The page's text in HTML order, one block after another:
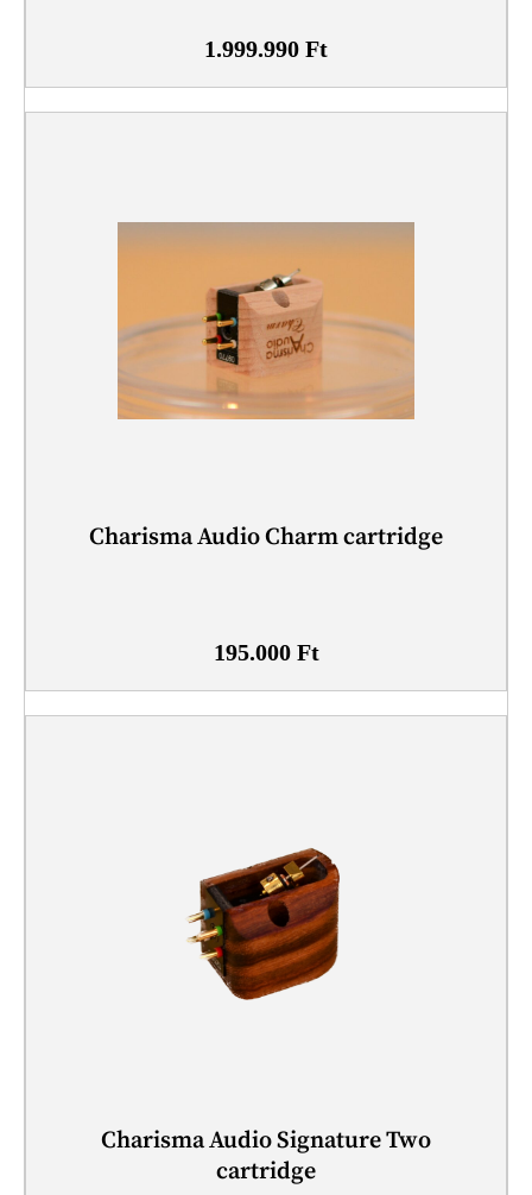
1.999.990 Ft
Charisma Audio Charm cartridge
195.000 Ft
Charisma Audio Signature Two
cartridge